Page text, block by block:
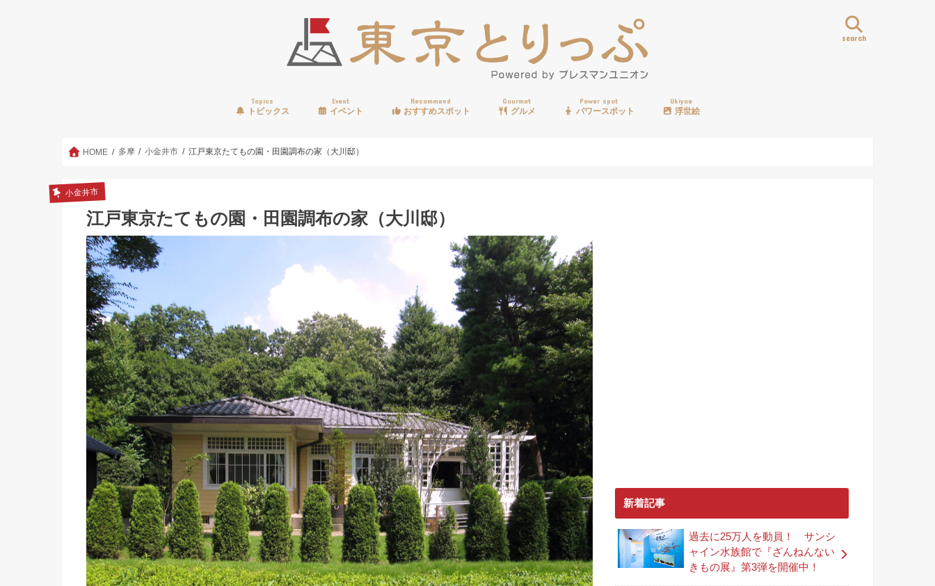
search
Topics
トピックス
Event
イベント
Recommend
おすすめスポット
Gourmet
グルメ
Power spot
パワースポット
Ukiyoe
浮世絵
HOME 多摩 小金井市 江戸東京たてもの園・田園調布の家（大川邸）
小金井市
江戸東京たてもの園・田園調布の家（大川邸）
新着記事
過去に25万人を動員！ サンシ
ャイン水族館で『ざんねんない
きもの展』第3弾を開催中！